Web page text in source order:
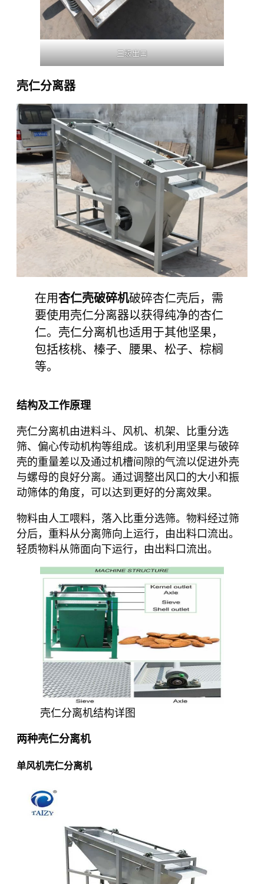
三级出口
壳仁分离器
在用杏仁壳破碎机破碎杏仁壳后，需
要使用壳仁分离器以获得纯净的杏仁
仁。壳仁分离机也适用于其他坚果，
包括核桃、榛子、腰果、松子、棕榈
等。
结构及工作原理
壳仁分离机由进料斗、风机、机架、比重分选
筛、偏心传动机构等组成。该机利用坚果与破碎
壳的重量差以及通过机槽间隙的气流以促进外壳
与螺母的良好分离。通过调整出风口的大小和振
动筛体的角度，可以达到更好的分离效果。
物料由人工喂料，落入比重分选筛。物料经过筛
分后，重料从分离筛向上运行，由出料口流出。
轻质物料从筛面向下运行，由出料口流出。
壳仁分离机结构详图
两种壳仁分离机
单风机壳仁分离机